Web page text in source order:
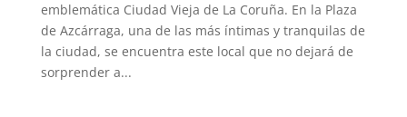
emblemática Ciudad Vieja de La Coruña. En la Plaza
de Azcárraga, una de las más íntimas y tranquilas de
la ciudad, se encuentra este local que no dejará de
sorprender a...